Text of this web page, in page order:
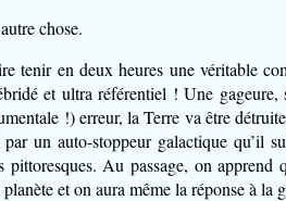
chose.
tenir en deux heures une véritable
et ultra référentiel ! Une
!) erreur, la Terre va être
par un auto-stoppeur galactique qu’il
pittoresques. Au passage, on
et on aura même la réponse à